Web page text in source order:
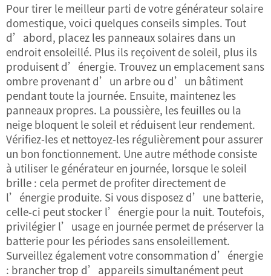
Pour tirer le meilleur parti de votre générateur solaire
domestique, voici quelques conseils simples. Tout
d’abord, placez les panneaux solaires dans un
endroit ensoleillé. Plus ils reçoivent de soleil, plus ils
produisent d’énergie. Trouvez un emplacement sans
ombre provenant d’un arbre ou d’un bâtiment
pendant toute la journée. Ensuite, maintenez les
panneaux propres. La poussière, les feuilles ou la
neige bloquent le soleil et réduisent leur rendement.
Vérifiez-les et nettoyez-les régulièrement pour assurer
un bon fonctionnement. Une autre méthode consiste
à utiliser le générateur en journée, lorsque le soleil
brille : cela permet de profiter directement de
l’énergie produite. Si vous disposez d’une batterie,
celle-ci peut stocker l’énergie pour la nuit. Toutefois,
privilégier l’usage en journée permet de préserver la
batterie pour les périodes sans ensoleillement.
Surveillez également votre consommation d’énergie
: brancher trop d’appareils simultanément peut